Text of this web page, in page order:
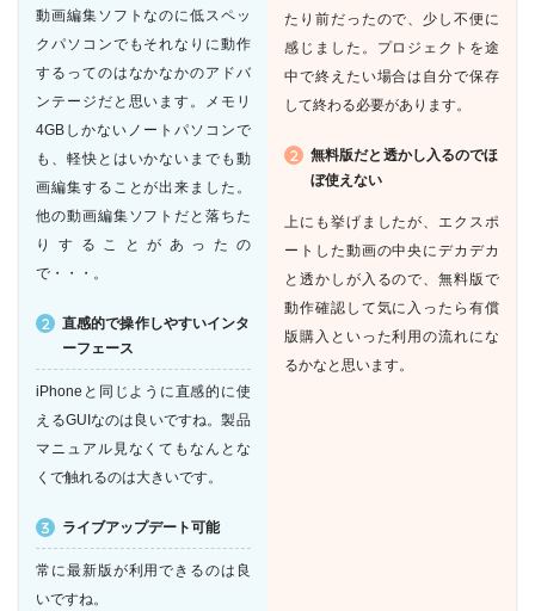
動画編集ソフトなのに低スペッ
クパソコンでもそれなりに動作
するってのはなかなかのアドバ
ンテージだと思います。メモリ
4GBしかないノートパソコンで
も、軽快とはいかないまでも動
画編集することが出来ました。
他の動画編集ソフトだと落ちた
りすることがあったの
で・・・。
直感的で操作しやすいインタ
ーフェース
iPhoneと同じように直感的に使
えるGUIなのは良いですね。製品
マニュアル見なくてもなんとな
くで触れるのは大きいです。
ライブアップデート可能
常に最新版が利用できるのは良
いですね。
たり前だったので、少し不便に
感じました。プロジェクトを途
中で終えたい場合は自分で保存
して終わる必要があります。
無料版だと透かし入るのでほ
ぼ使えない
上にも挙げましたが、エクスポ
ートした動画の中央にデカデカ
と透かしが入るので、無料版で
動作確認して気に入ったら有償
版購入といった利用の流れにな
るかなと思います。